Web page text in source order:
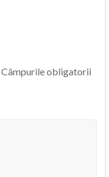
Câmpurile obligatorii